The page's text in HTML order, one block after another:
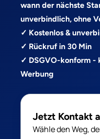
wann der nächste
unverbindlich, ohne
✓ Kostenlos &
✓ Rückruf in 30 Min
✓ DSGVO-konform -
Werbung
Jetzt Kontakt
Wähle den Weg,